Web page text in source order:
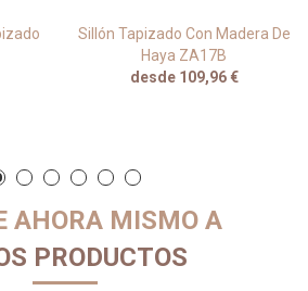
Sillón Tapizado Con Madera De
Haya ZA17B
desde 109,96 €
AHORA MISMO A
PRODUCTOS